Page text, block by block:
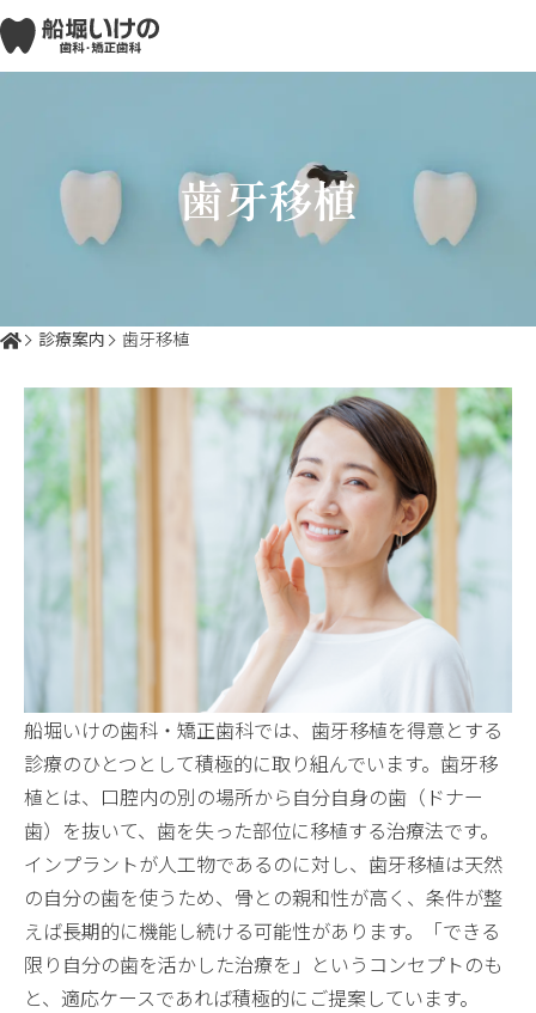
歯牙移植
診療案内 歯牙移植
船堀いけの歯科・矯正歯科では、歯牙移植を得意とする
診療のひとつとして積極的に取り組んでいます。歯牙移
植とは、口腔内の別の場所から自分自身の歯（ドナー
歯）を抜いて、歯を失った部位に移植する治療法です。
インプラントが人工物であるのに対し、歯牙移植は天然
の自分の歯を使うため、骨との親和性が高く、条件が整
えば長期的に機能し続ける可能性があります。「できる
限り自分の歯を活かした治療を」というコンセプトのも
と、適応ケースであれば積極的にご提案しています。